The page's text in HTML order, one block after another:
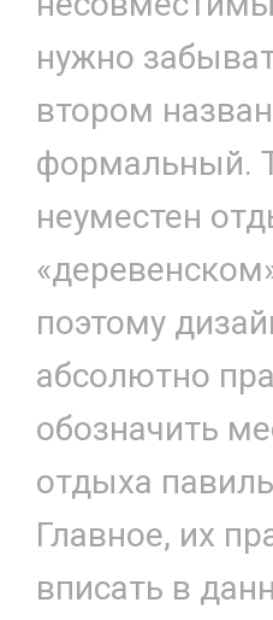
нужно
втором
формальный.
неуместен
поэтому
абсолютно
обозначить
отдыха
Главное, их
вписать в